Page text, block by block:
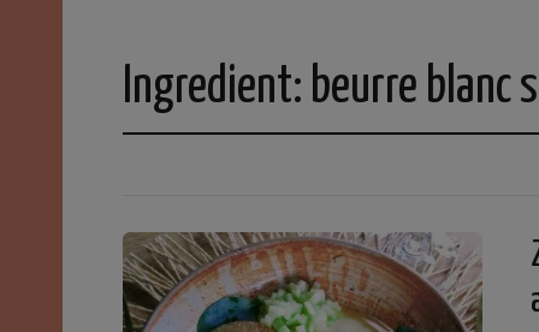
Ingredient: beurre blanc